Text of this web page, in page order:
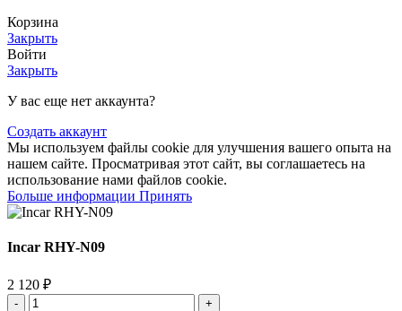
Корзина
Закрыть
Войти
Закрыть
У вас еще нет аккаунта?
Создать аккаунт
Мы используем файлы cookie для улучшения вашего опыта на
нашем сайте. Просматривая этот сайт, вы соглашаетесь на
использование нами файлов cookie.
Больше информации Принять
Incar RHY-N09
2 120 ₽